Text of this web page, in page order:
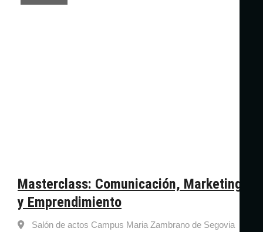
Masterclass: Comunicación, Marketing
y Emprendimiento
Salón de actos Campus Maria Zambrano de Segovia